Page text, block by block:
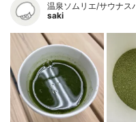
温泉ソムリエ/サウナス
saki